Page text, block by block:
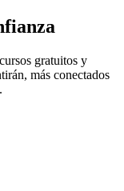
gratuitos y
más conectados